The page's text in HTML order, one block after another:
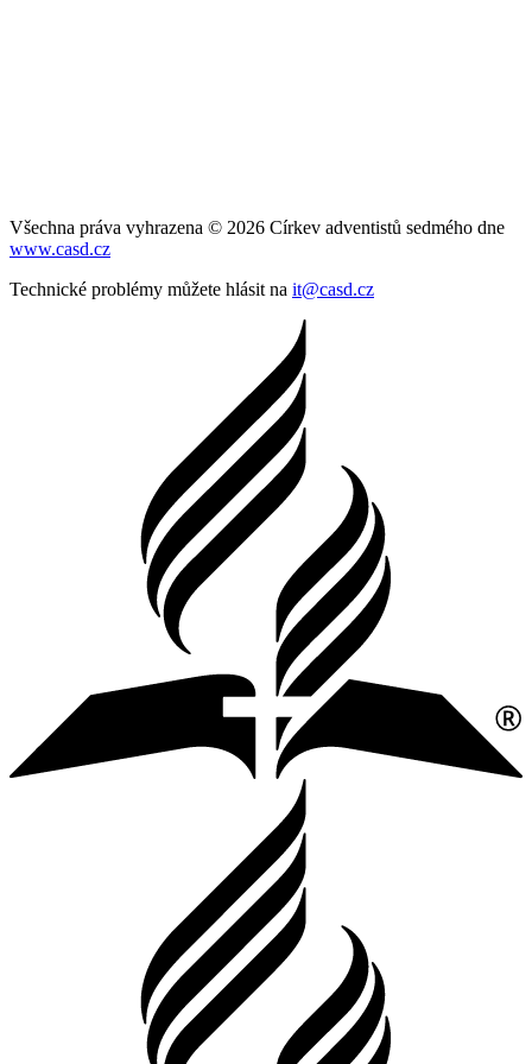
Všechna práva vyhrazena © 2026 Církev adventistů sedmého dne
www.casd.cz
Technické problémy můžete hlásit na it@casd.cz